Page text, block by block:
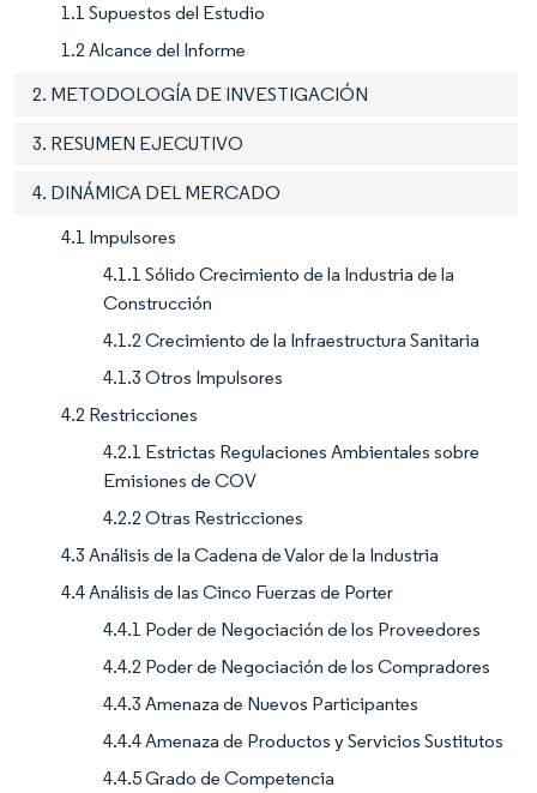
1.1 Supuestos del Estudio
1.2 Alcance del Informe
2. METODOLOGÍA DE INVESTIGACIÓN
3. RESUMEN EJECUTIVO
4. DINÁMICA DEL MERCADO
4.1 Impulsores
4.1.1 Sólido Crecimiento de la Industria de la
Construcción
4.1.2 Crecimiento de la Infraestructura Sanitaria
4.1.3 Otros Impulsores
4.2 Restricciones
4.2.1 Estrictas Regulaciones Ambientales sobre
Emisiones de COV
4.2.2 Otras Restricciones
4.3 Análisis de la Cadena de Valor de la Industria
4.4 Análisis de las Cinco Fuerzas de Porter
4.4.1 Poder de Negociación de los Proveedores
4.4.2 Poder de Negociación de los Compradores
4.4.3 Amenaza de Nuevos Participantes
4.4.4 Amenaza de Productos y Servicios Sustitutos
4.4.5 Grado de Competencia